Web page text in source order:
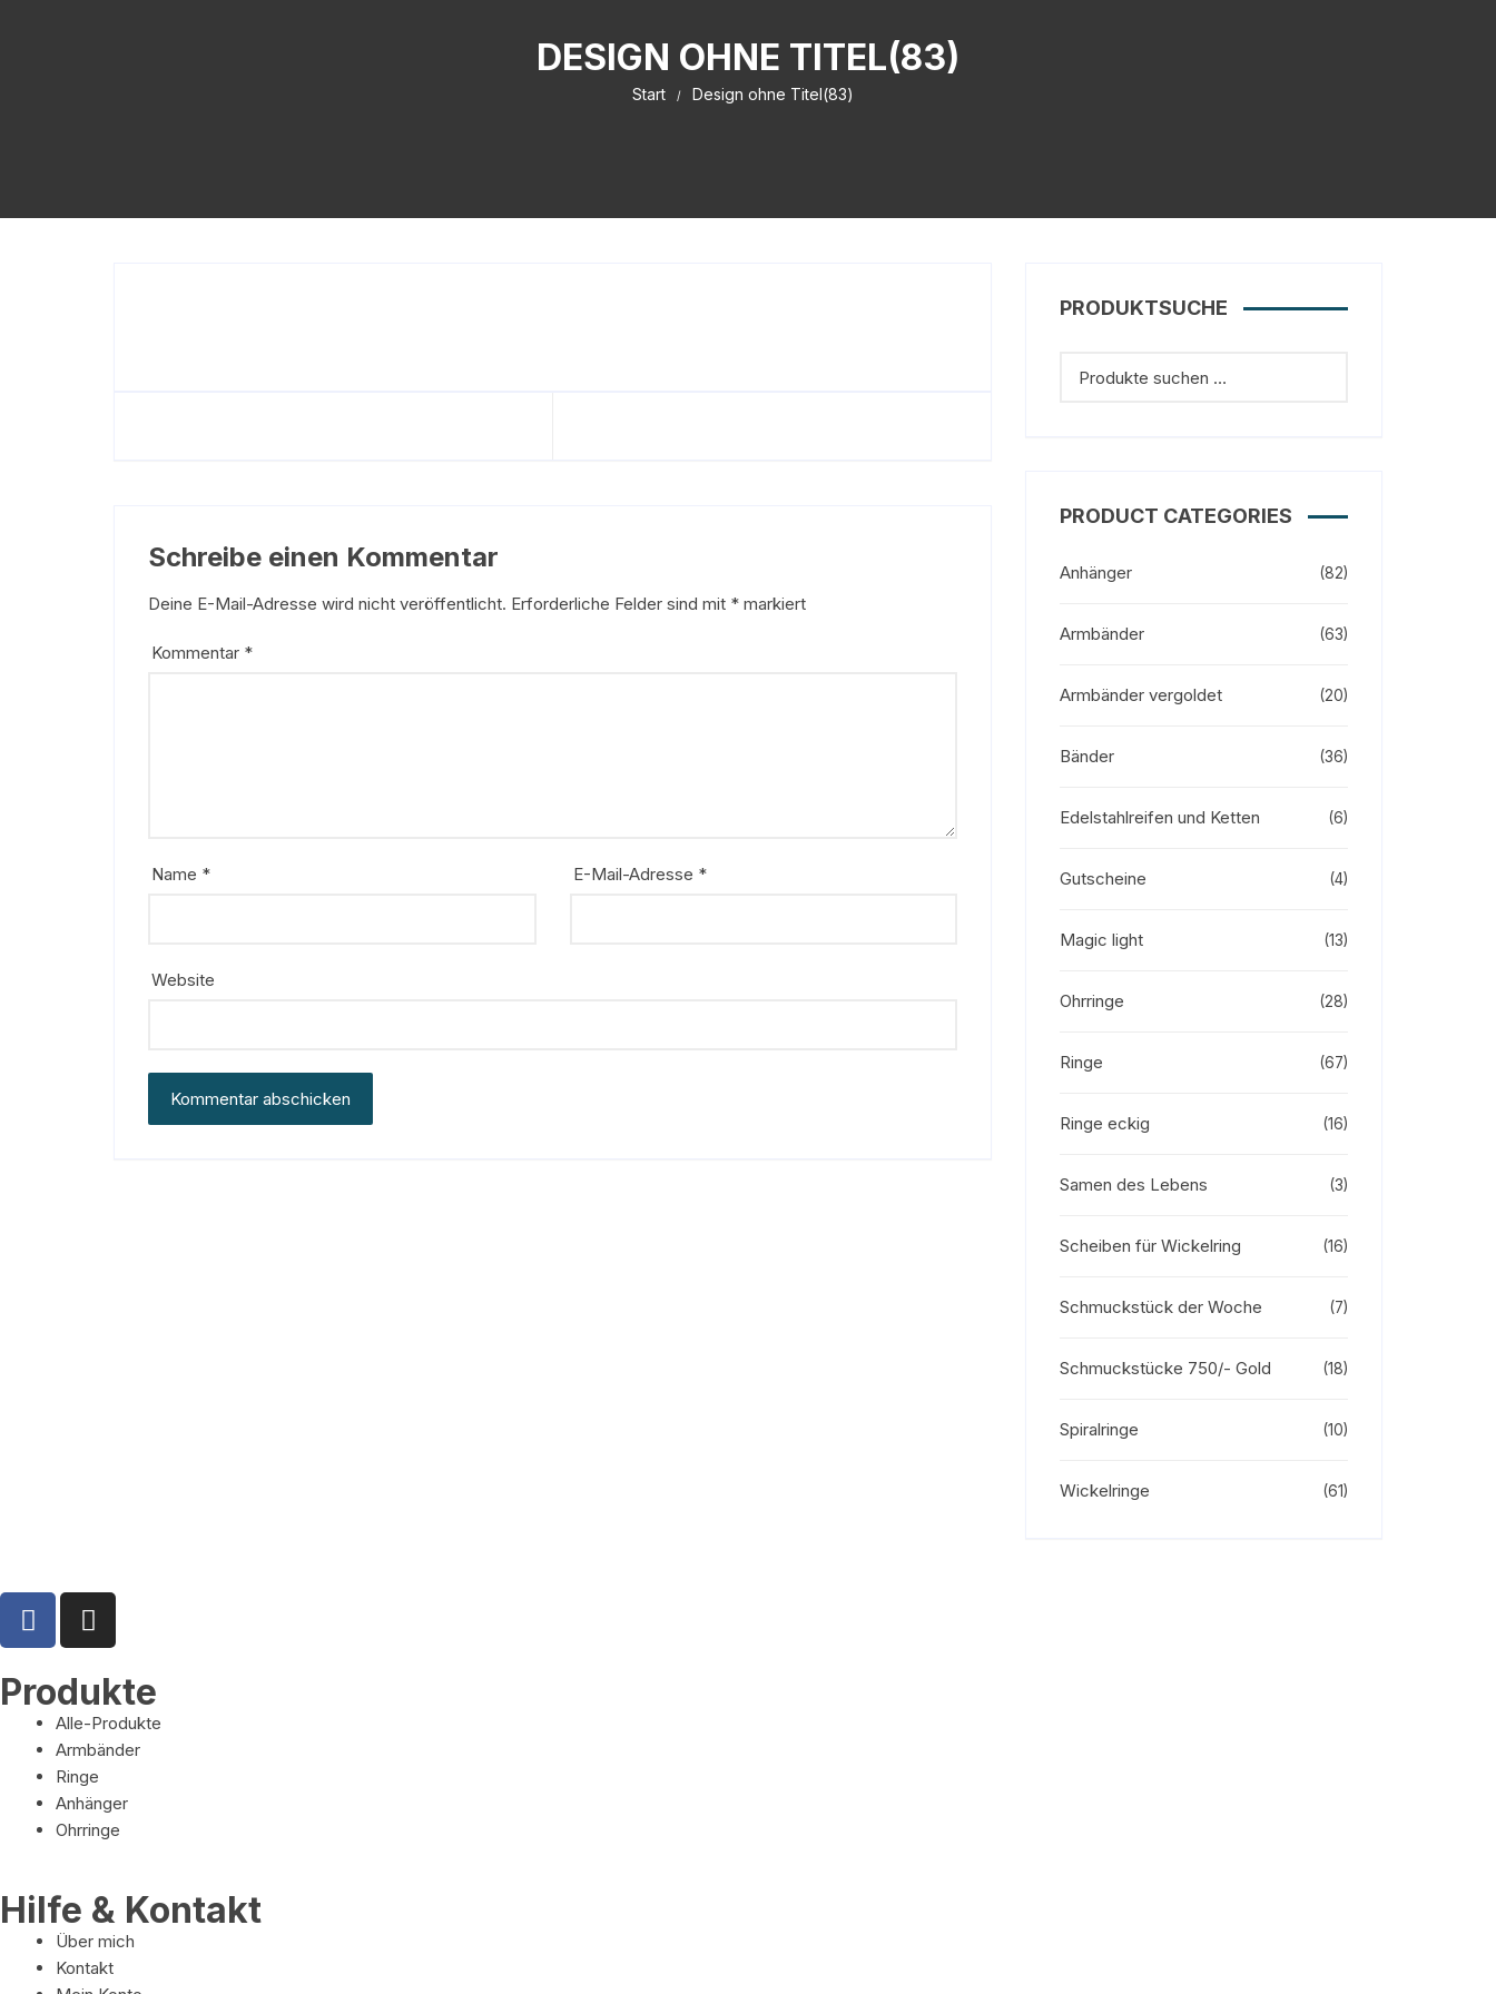
DESIGN OHNE TITEL(83)
Start Design ohne Titel(83)
Schreibe einen Kommentar
Deine E-Mail-Adresse wird nicht veröffentlicht. Erforderliche Felder sind mit * markiert
Kommentar *
Name * E-Mail-Adresse *
Website
PRODUKTSUCHE
PRODUCT CATEGORIES
Anhänger (82)
Armbänder (63)
Armbänder vergoldet (20)
Bänder (36)
Edelstahlreifen und Ketten (6)
Gutscheine (4)
Magic light (13)
Ohrringe (28)
Ringe (67)
Ringe eckig (16)
Samen des Lebens (3)
Scheiben für Wickelring (16)
Schmuckstück der Woche (7)
Schmuckstücke 750/- Gold (18)
Spiralringe (10)
Wickelringe (61)
Produkte
Alle-Produkte
Armbänder
Ringe
Anhänger
Ohrringe
Hilfe & Kontakt
Über mich
Kontakt